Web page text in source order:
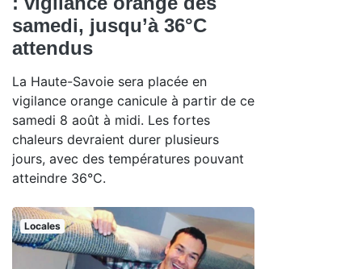
samedi, jusqu’à 36°C
attendus
La Haute-Savoie sera placée en
vigilance orange canicule à partir de ce
samedi 8 août à midi. Les fortes
chaleurs devraient durer plusieurs
jours, avec des températures pouvant
atteindre 36°C.
Locales